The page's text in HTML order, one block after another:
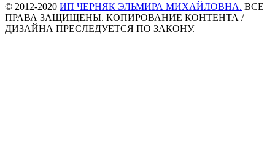
© 2012-2020 ИП ЧЕРНЯК ЭЛЬМИРА МИХАЙЛОВНА. ВСЕ
ПРАВА ЗАЩИЩЕНЫ. КОПИРОВАНИЕ КОНТЕНТА /
ДИЗАЙНА ПРЕСЛЕДУЕТСЯ ПО ЗАКОНУ.